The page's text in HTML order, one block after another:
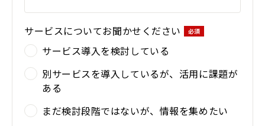
サービスについてお聞かせください
サービス導入を検討している
別サービスを導入しているが、活用に課題が
ある
まだ検討段階ではないが、情報を集めたい